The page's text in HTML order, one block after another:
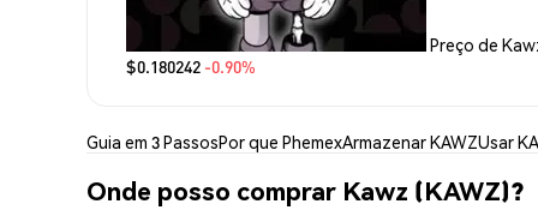
Preço de
$0.180242 -0.90%
Guia em 3 PassosPor que PhemexArmazenar KAWZUsar
Onde posso comprar Kawz (KAWZ)?